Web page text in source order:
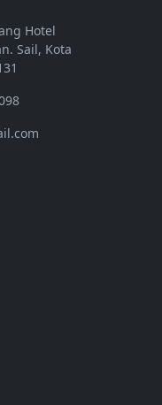
Hotel
Sail, Kota